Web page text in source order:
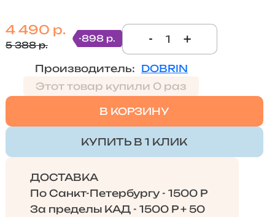
4 490 р.
5 388 р.
-898 р. - +
Производитель: DOBRIN
Этот товар купили 0 раз
В КОРЗИНУ
КУПИТЬ В 1 КЛИК
ДОСТАВКА
По Санкт-Петербургу - 1500 Р
За пределы КАД - 1500 Р + 50